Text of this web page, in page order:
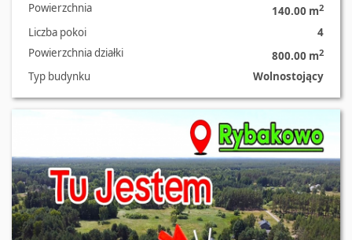
Powierzchnia 140.00 m2
Liczba pokoi
4
Powierzchnia działki
800.00 m2
Typ budynku
Wolnostojący